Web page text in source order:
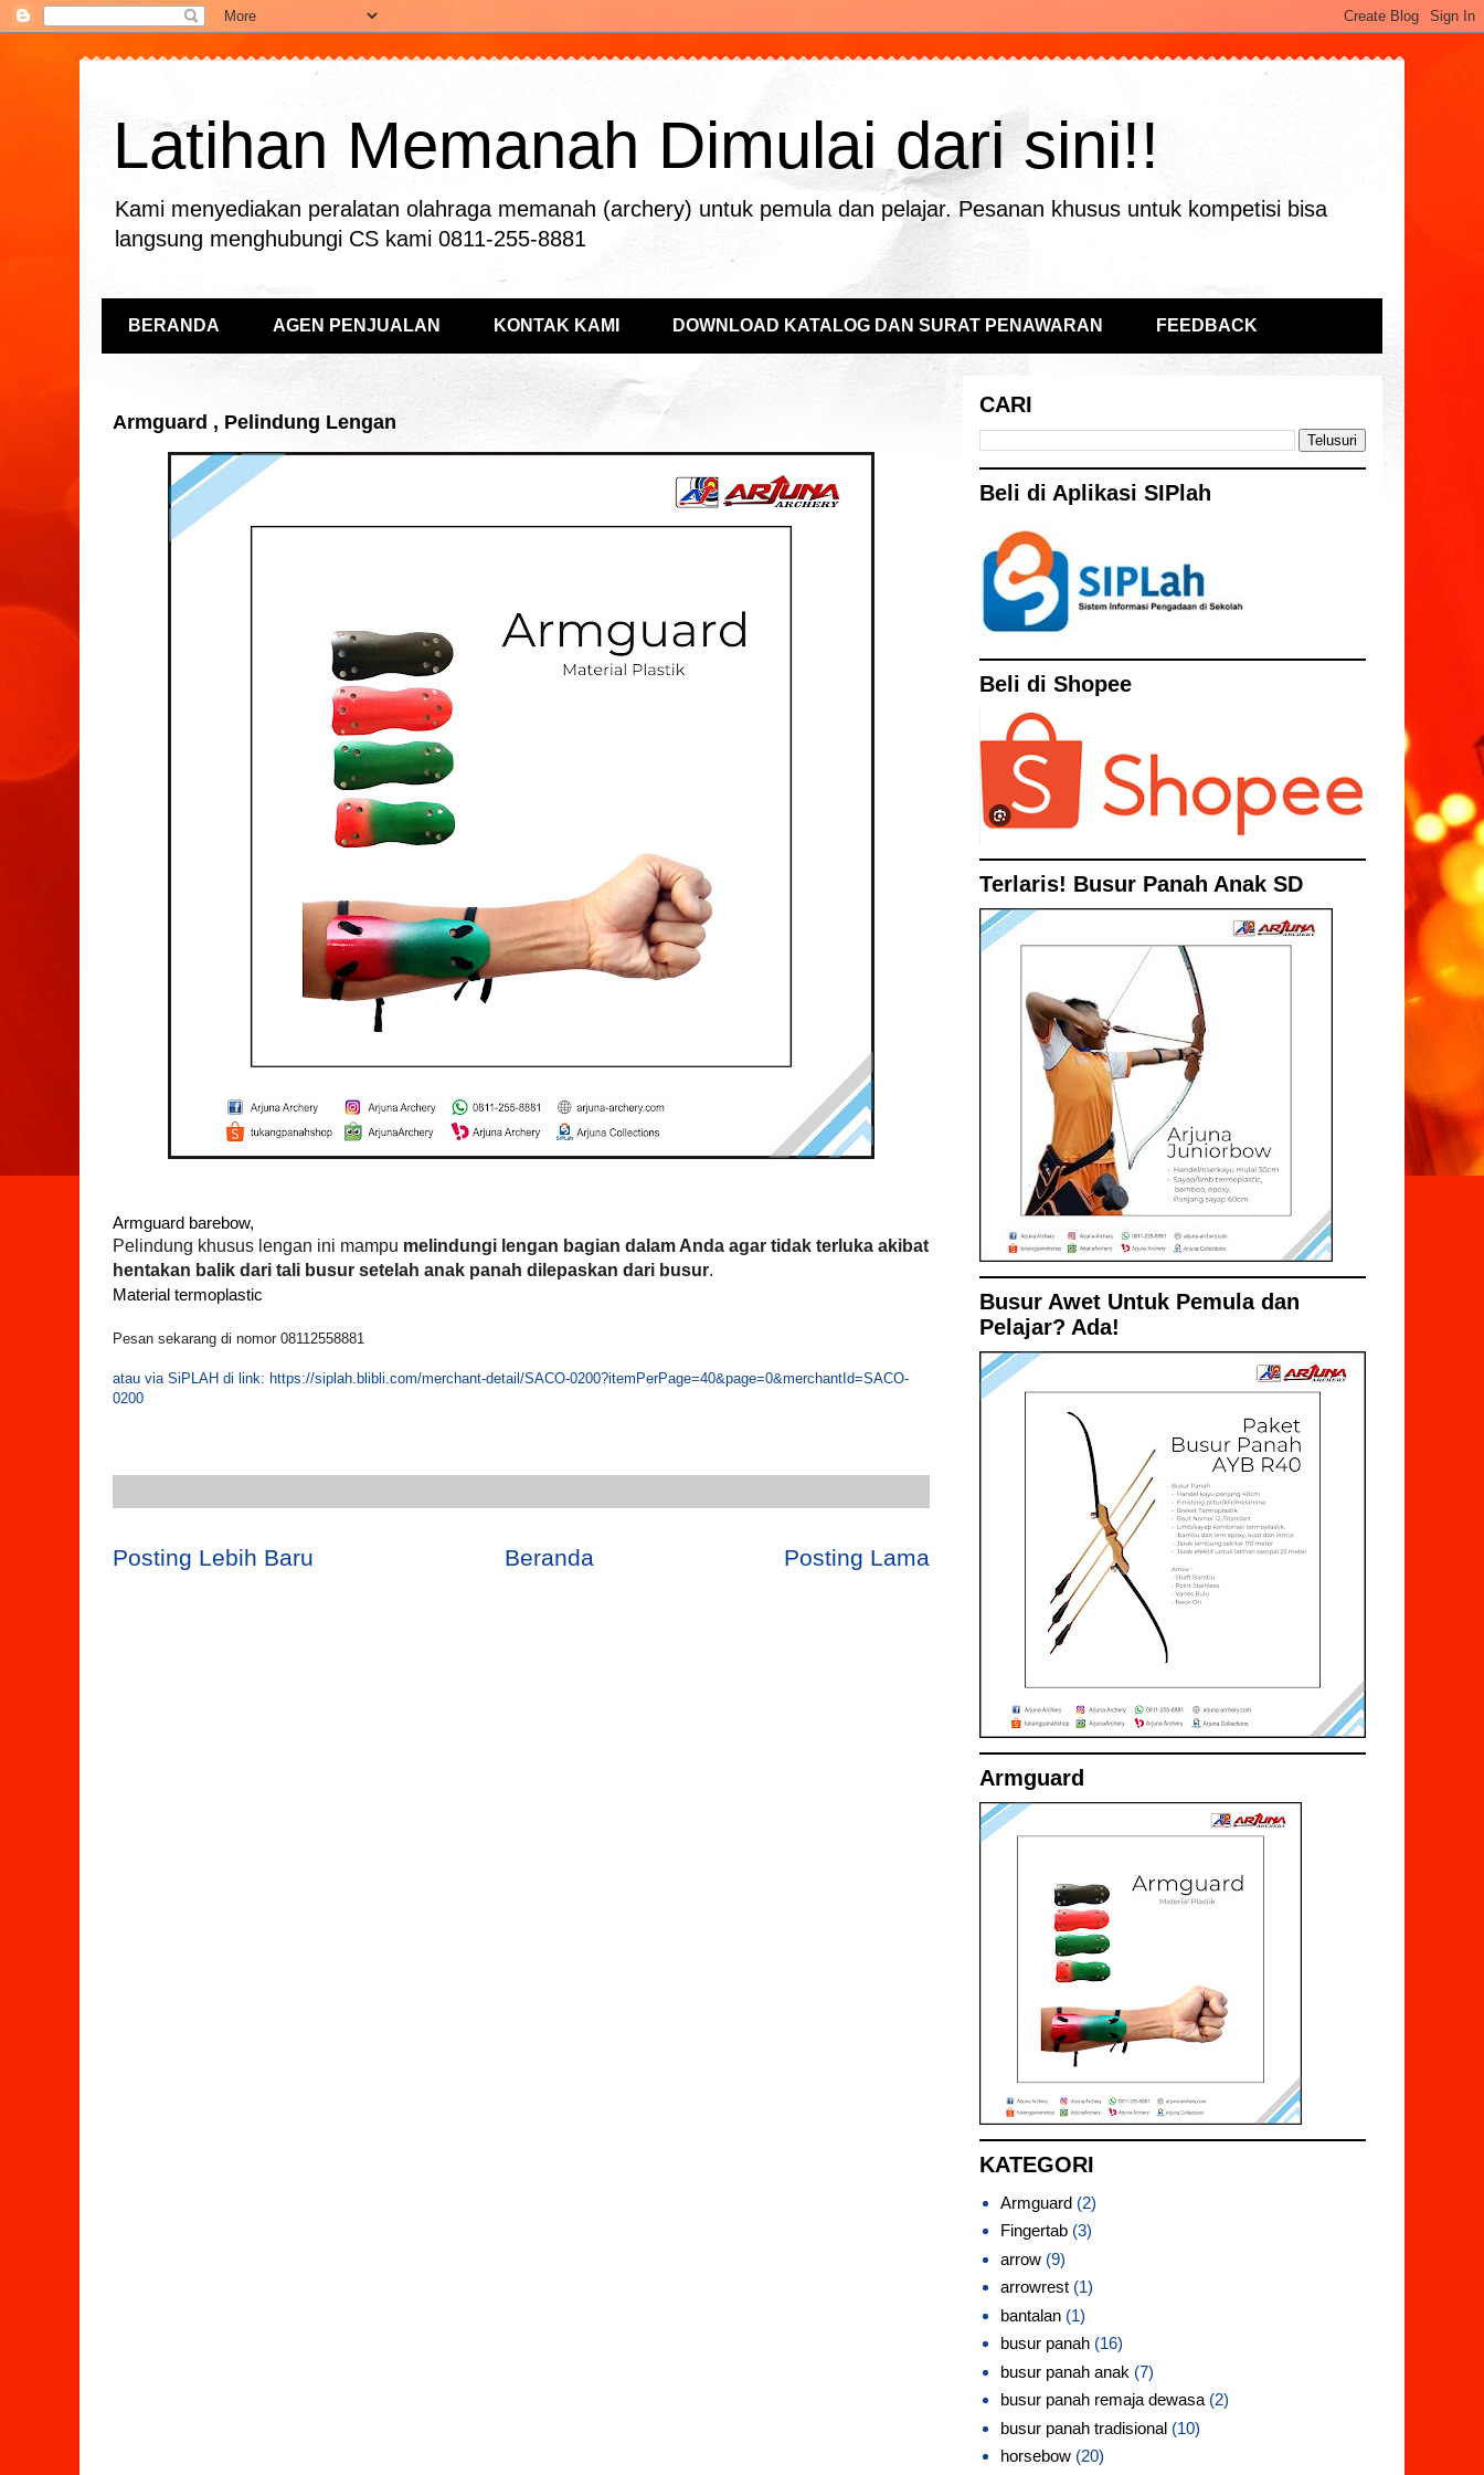
Latihan Memanah Dimulai dari sini!!
Kami menyediakan peralatan olahraga memanah (archery) untuk pemula dan pelajar. Pesanan khusus untuk kompetisi bisa
langsung menghubungi CS kami 0811-255-8881
BERANDA AGEN PENJUALAN KONTAK KAMI DOWNLOAD KATALOG DAN SURAT PENAWARAN FEEDBACK
Armguard , Pelindung Lengan
Armguard barebow,
Pelindung khusus lengan ini mampu melindungi lengan bagian dalam Anda agar tidak terluka akibat
hentakan balik dari tali busur setelah anak panah dilepaskan dari busur.
Material termoplastic
Pesan sekarang di nomor 08112558881
atau via SiPLAH di link: https://siplah.blibli.com/merchant-detail/SACO-0200?itemPerPage=40&page=0&merchantId=SACO-
0200
Posting Lebih Baru Posting Lama
Beranda
CARI
Beli di Aplikasi SIPlah
Beli di Shopee
Terlaris! Busur Panah Anak SD
Busur Awet Untuk Pemula dan
Pelajar? Ada!
Armguard
KATEGORI
Armguard (2)
Fingertab (3)
arrow (9)
arrowrest (1)
bantalan (1)
busur panah (16)
busur panah anak (7)
busur panah remaja dewasa (2)
busur panah tradisional (10)
horsebow (20)